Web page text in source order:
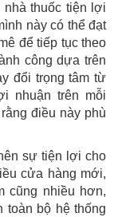
nhà thuốc tiện lợi
này có thể đạt
để tiếp tục theo
công dựa trên
đổi trọng tâm từ
nhuận trên mỗi
điều này phù
sự tiện lợi cho
cửa hàng mới,
cũng nhiều hơn,
toàn bộ hệ thống